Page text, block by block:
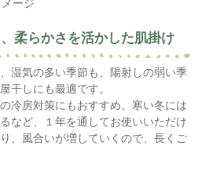
柔らかさを活かした肌掛け
湿気の多い季節も、陽射しの弱い季
干しにも最適です。
冷房対策にもおすすめ。寒い冬には
など、１年を通してお使いいただけ
、風合いが増していくので、長くご